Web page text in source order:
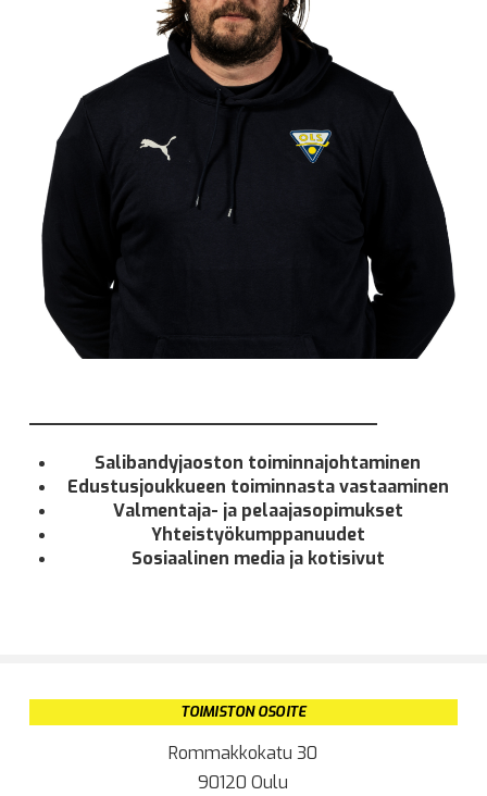
Salibandyjaoston toiminnajohtaminen
Edustusjoukkueen toiminnasta vastaaminen
Valmentaja- ja pelaajasopimukset
Yhteistyökumppanuudet
Sosiaalinen media ja kotisivut
TOIMISTON OSOITE
Rommakkokatu 30
90120 Oulu